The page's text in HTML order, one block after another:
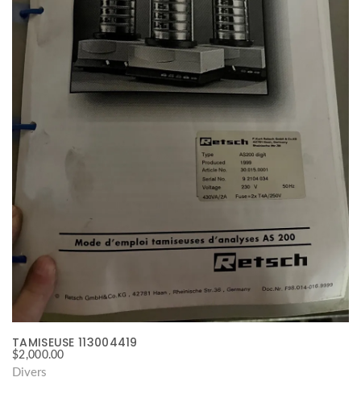
TAMISEUSE 113004419
$2,000.00
Divers